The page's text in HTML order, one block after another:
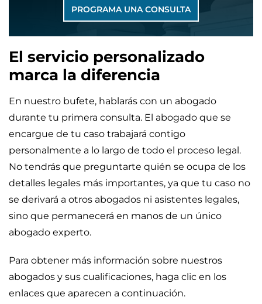
PROGRAMA UNA CONSULTA
El servicio personalizado
marca la diferencia
En nuestro bufete, hablarás con un abogado
durante tu primera consulta. El abogado que se
encargue de tu caso trabajará contigo
personalmente a lo largo de todo el proceso legal.
No tendrás que preguntarte quién se ocupa de los
detalles legales más importantes, ya que tu caso no
se derivará a otros abogados ni asistentes legales,
sino que permanecerá en manos de un único
abogado experto.
Para obtener más información sobre nuestros
abogados y sus cualificaciones, haga clic en los
enlaces que aparecen a continuación.